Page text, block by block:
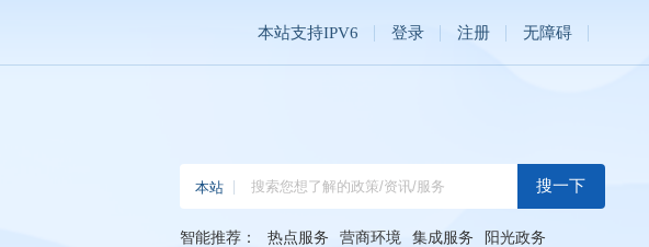
本站支持IPV6 登录 注册 无障碍
智能推荐： 热点服务 营商环境 集成服务 阳光政务